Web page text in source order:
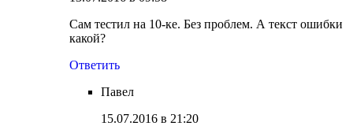
Сам тестил на 10-ке. Без проблем. А текст ошибки
какой?
Ответить
Павел
15.07.2016 в 21:20